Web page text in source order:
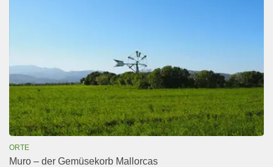
ORTE
Muro – der Gemüsekorb Mallorcas